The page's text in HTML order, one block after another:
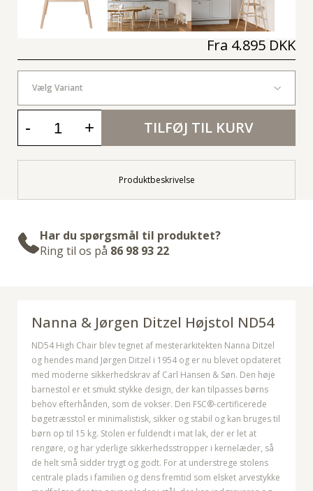
Fra 4.895 DKK
Vælg Variant
- + TILFØJ TIL KURV
Produktbeskrivelse
Har du spørgsmål til produktet?
Ring til os på 86 98 93 22
Nanna & Jørgen Ditzel Højstol ND54
ND54 High Chair blev tegnet af mesterarkitekten Nanna Ditzel
og hendes mand Jørgen Ditzel i 1954 og er nu blevet opdateret
med moderne sikkerhedskrav af Carl Hansen & Søn. Den høje
barnestol er et smukt stykke design, der kan tilpasses børns
behov efterhånden, som de vokser. Den FSC®-certificerede
bøgetræsstol er minimalistisk, sikker og stabil og kan bruges til
børn op til 15 kg. Stolen er fuldendt i mat lak, der er let at
rengøre, og har yderlige sikkerhedsstropper i kernelæder, så
de helt små sidder trygt og godt. For at understrege stolens
centrale plads i familien og dens fremtid som elsket arvestykke